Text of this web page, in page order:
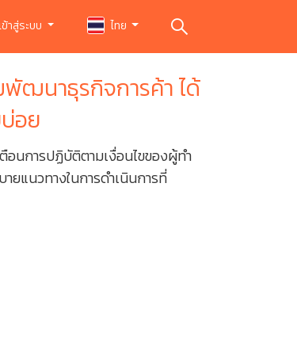
ข้าสู่ระบบ ไทย
ฒนาธุรกิจการค้า ได้
อย
นการปฏิบัติตามเงื่อนไขของผู้ทำ
แนวทางในการดำเนินการที่